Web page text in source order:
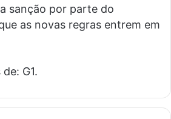
sanção por parte do
as novas regras entrem em
G1.